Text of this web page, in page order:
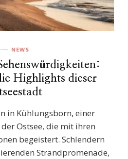
NEWS
Highlights dieser
in Kühlungsborn, einer
Ostsee, die mit ihren
begeistert. Schlendern
Strandpromenade,